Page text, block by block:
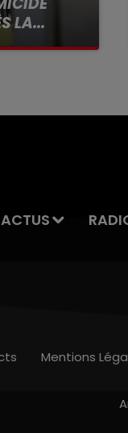
LA...
ACTUS
Mentions